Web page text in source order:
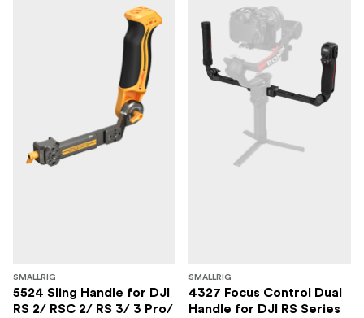
SMALLRIG
5524 Sling Handle for DJI
RS 2/ RSC 2/ RS 3/ 3 Pro/
SMALLRIG
4327 Focus Control Dual
Handle for DJI RS Series